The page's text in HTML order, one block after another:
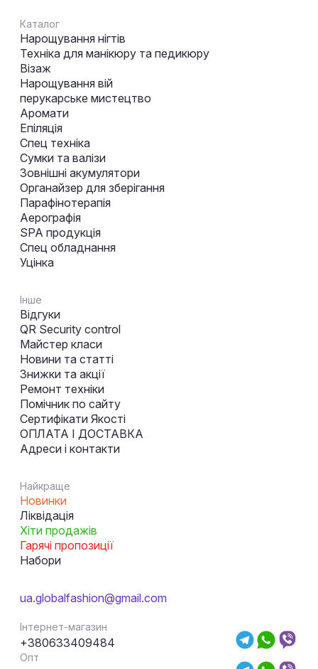
Каталог
Нарощування нігтів
Техніка для манікюру та педикюру
Візаж
Нарощування вій
перукарське мистецтво
Аромати
Епіляція
Спец техніка
Сумки та валізи
Зовнішні акумулятори
Органайзер для зберігання
Парафінотерапія
Аерографія
SPA продукція
Спец обладнання
Уцінка
Інше
Відгуки
QR Security control
Майстер класи
Новини та статті
Знижки та акції
Ремонт техніки
Помічник по сайту
Сертифікати Якості
ОПЛАТА І ДОСТАВКА
Адреси і контакти
Найкраще
Новинки
Ліквідація
Хіти продажів
Гарячі пропозиції
Набори
ua.globalfashion@gmail.com
Інтернет-магазин
+380633409484
Опт